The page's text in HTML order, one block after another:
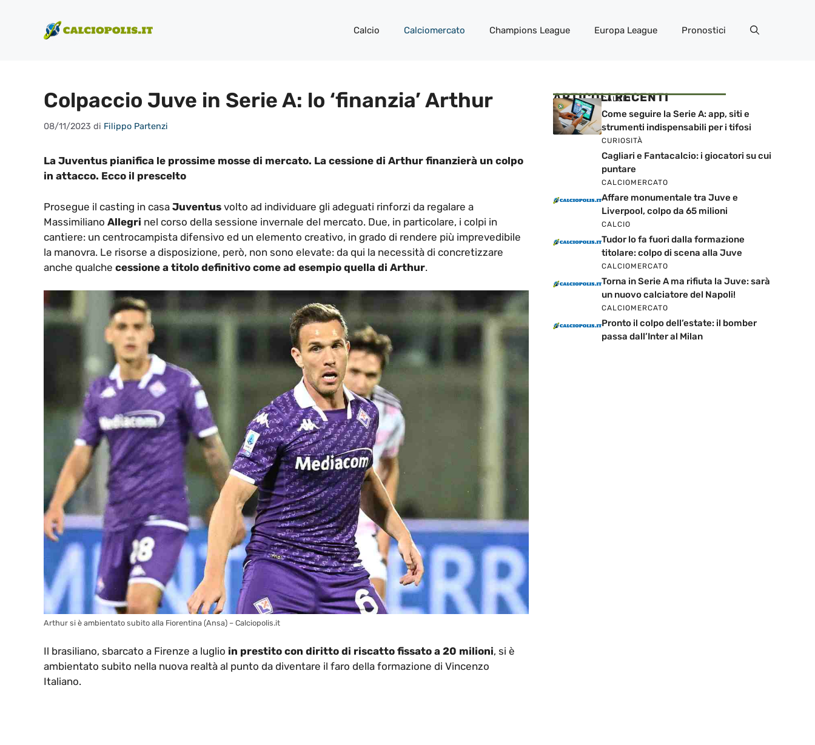
contenuto
Calcio Calciomercato Champions League Europa League Pronostici
Colpaccio Juve in Serie A: lo ‘finanzia’ Arthur
08/11/2023 di Filippo Partenzi
La Juventus pianifica le prossime mosse di mercato. La cessione di Arthur finanzierà un colpo
in attacco. Ecco il prescelto
Prosegue il casting in casa Juventus volto ad individuare gli adeguati rinforzi da regalare a
Massimiliano Allegri nel corso della sessione invernale del mercato. Due, in particolare, i colpi in
cantiere: un centrocampista difensivo ed un elemento creativo, in grado di rendere più imprevedibile
la manovra. Le risorse a disposizione, però, non sono elevate: da qui la necessità di concretizzare
anche qualche cessione a titolo definitivo come ad esempio quella di Arthur.
Arthur si è ambientato subito alla Fiorentina (Ansa) – Calciopolis.it
Il brasiliano, sbarcato a Firenze a luglio in prestito con diritto di riscatto fissato a 20 milioni, si è
ambientato subito nella nuova realtà al punto da diventare il faro della formazione di Vincenzo
Italiano.
ARTICOLI RECENTI
CALCIO
Come seguire la Serie A: app, siti e
strumenti indispensabili per i tifosi
CURIOSITÀ
Cagliari e Fantacalcio: i giocatori su cui
puntare
CALCIOMERCATO
Affare monumentale tra Juve e
Liverpool, colpo da 65 milioni
CALCIO
Tudor lo fa fuori dalla formazione
titolare: colpo di scena alla Juve
CALCIOMERCATO
Torna in Serie A ma rifiuta la Juve: sarà
un nuovo calciatore del Napoli!
CALCIOMERCATO
Pronto il colpo dell’estate: il bomber
passa dall’Inter al Milan